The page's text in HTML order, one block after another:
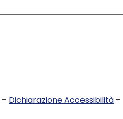
– Dichiarazione Accessibilità –